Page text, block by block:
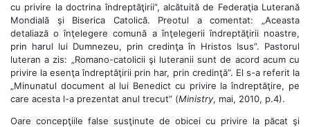
cu privire la doctrina îndreptăţirii”, alcătuită de Federaţia Luterană
Mondială şi Biserica Catolică. Preotul a comentat: „Aceasta
detaliază o înţelegere comună a înţelegerii îndreptăţirii noastre,
prin harul lui Dumnezeu, prin credinţa în Hristos Isus”. Pastorul
luteran a zis: „Romano-catolicii şi luteranii sunt de acord acum cu
privire la esenţa îndreptăţirii prin har, prin credinţă”. El s-a referit la
„Minunatul document al lui Benedict cu privire la îndreptăţire, pe
care acesta l-a prezentat anul trecut” (Ministry, mai, 2010, p.4).
Oare concepţiile false susţinute de obicei cu privire la păcat şi